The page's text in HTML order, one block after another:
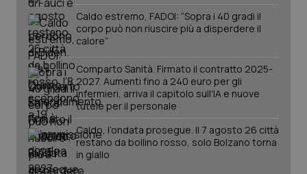
Caldo estremo, FADOI: “Sopra i 40 gradi il
corpo può non riuscire più a disperdere il
calore”
Comparto Sanità. Firmato il contratto 2025-
2027. Aumenti fino a 240 euro per gli
infermieri, arriva il capitolo sull'IA e nuove
tutele per il personale
Caldo, l’ondata prosegue. Il 7 agosto 26 città
restano da bollino rosso, solo Bolzano torna
in giallo